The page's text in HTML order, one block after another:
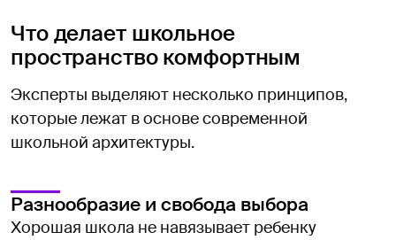
Что делает школьное
пространство комфортным
Эксперты выделяют несколько принципов,
которые лежат в основе современной
школьной архитектуры.
Разнообразие и свобода выбора
Хорошая школа не навязывает ребенку